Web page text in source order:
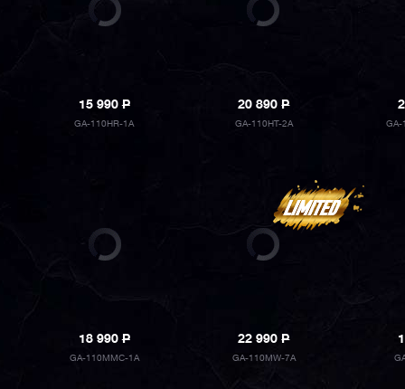
15 990P
GA-110HR-1A
20 890P
GA-110HT-2A GA-
18 990P
GA-110MMC-1A
22 990P
GA-110MW-7A